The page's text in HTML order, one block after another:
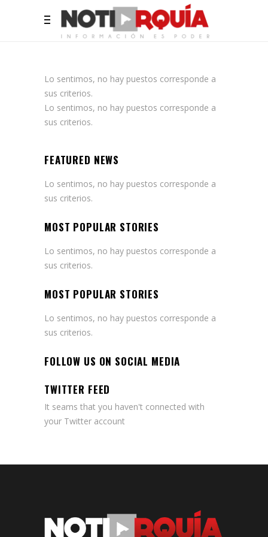
Lo sentimos, no hay puestos corresponde a
sus criterios.
Lo sentimos, no hay puestos corresponde a
sus criterios.
FEATURED NEWS
Lo sentimos, no hay puestos corresponde a
sus criterios.
MOST POPULAR STORIES
Lo sentimos, no hay puestos corresponde a
sus criterios.
MOST POPULAR STORIES
Lo sentimos, no hay puestos corresponde a
sus criterios.
FOLLOW US ON SOCIAL MEDIA
TWITTER FEED
It seams that you haven't connected with
your Twitter account